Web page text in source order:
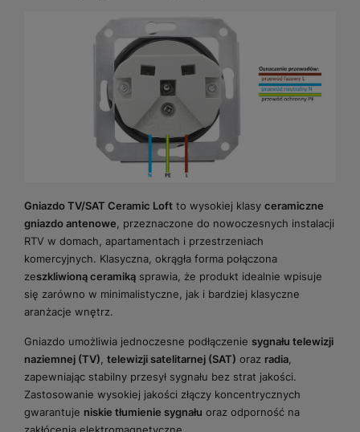
Gniazdo TV/SAT Ceramic Loft to wysokiej klasy ceramiczne
gniazdo antenowe , przeznaczone do nowoczesnych instalacji
RTV w domach, apartamentach i przestrzeniach
komercyjnych. Klasyczna, okrągła forma połączona
zeszkliwioną ceramiką sprawia, że produkt idealnie wpisuje
się zarówno w minimalistyczne, jak i bardziej klasyczne
aranżacje wnętrz.
Gniazdo umożliwia jednoczesne podłączenie sygnału telewizji
naziemnej (TV) telewizji satelitarnej (SAT) oraz radia
zapewniając stabilny przesył sygnału bez strat jakości.
Zastosowanie wysokiej jakości złączy koncentrycznych
gwarantuje niskie tłumienie sygnału oraz odporność na
zakłócenia elektromagnetyczne.